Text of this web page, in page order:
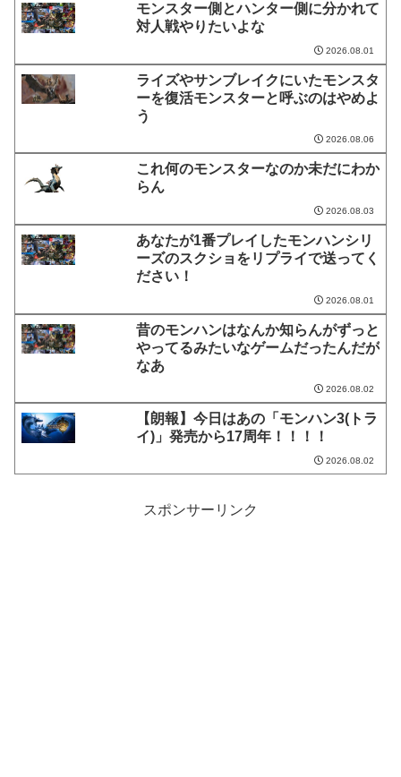
モンスター側とハンター側に分かれて
対人戦やりたいよな
2026.08.01
ライズやサンブレイクにいたモンスタ
ーを復活モンスターと呼ぶのはやめよ
う
2026.08.06
これ何のモンスターなのか未だにわか
らん
2026.08.03
あなたが1番プレイしたモンハンシリ
ーズのスクショをリプライで送ってく
ださい！
2026.08.01
昔のモンハンはなんか知らんがずっと
やってるみたいなゲームだったんだが
なあ
2026.08.02
【朗報】今日はあの「モンハン3(トラ
イ)」発売から17周年！！！！
2026.08.02
スポンサーリンク